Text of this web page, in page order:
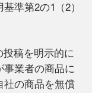
準第2の1（2）
稿を明示的に
事業者の商品に
社の商品を無償